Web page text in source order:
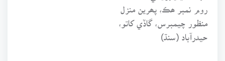
روم نمبر ھڪ، پھرين منزل
منظور چيمبرس، گاڏي کاتو،
حيدرآباد (سنڌ)